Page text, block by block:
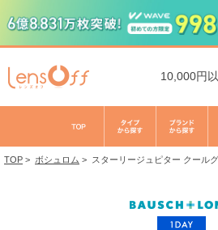
10,000円
TOP > ボシュロム > スターリージュピター クール